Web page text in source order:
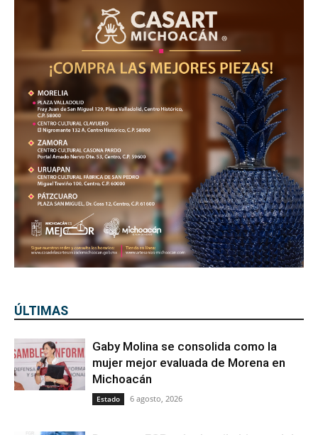
ÚLTIMAS
Gaby Molina se consolida como la
mujer mejor evaluada de Morena en
Michoacán
Estado 6 agosto, 2026